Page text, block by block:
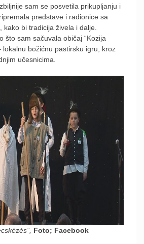
sam se posvetila prikupljanju i
predstave i radionice sa
bi tradicija živela i dalje.
što sam sačuvala običaj “Kozija
lokalnu božićnu pastirsku igru, kroz
učesnicima.
Foto; Facebook